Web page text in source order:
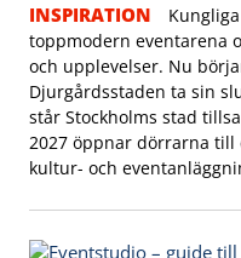
INSPIRATION
toppmodern eventarena
och upplevelser. Nu
Djurgårdsstaden ta sin
står Stockholms stad
2027 öppnar dörrarna till
kultur- och